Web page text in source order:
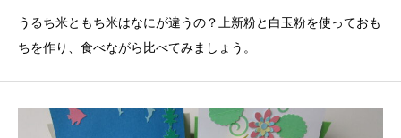
うるち米ともち米はなにが違うの？上新粉と白玉粉を使っておも
ちを作り、食べながら比べてみましょう。